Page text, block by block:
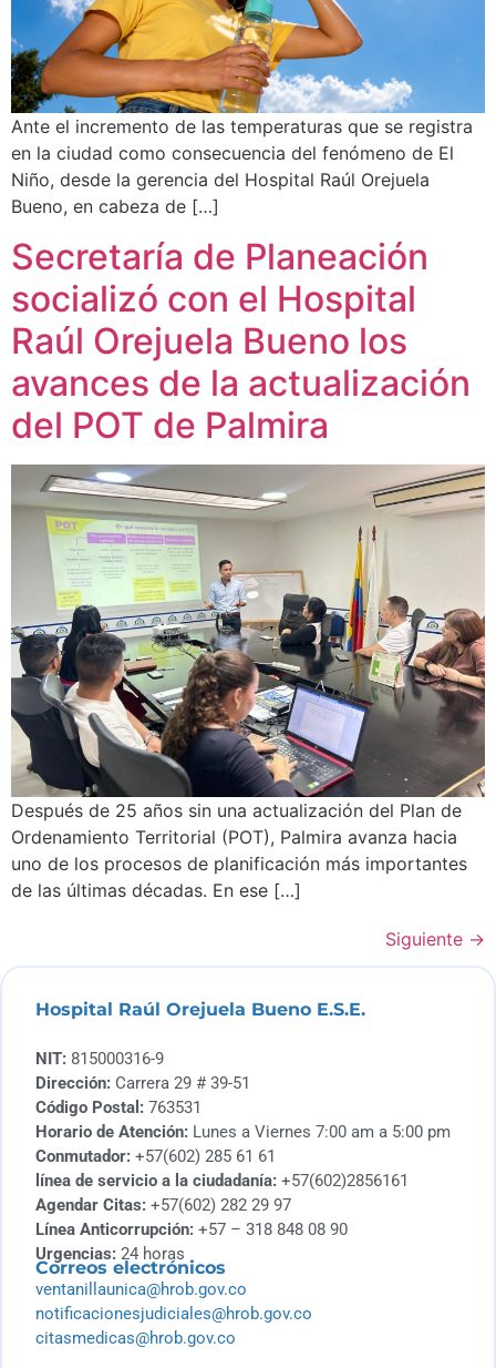
Ante el incremento de las temperaturas que se registra
en la ciudad como consecuencia del fenómeno de El
Niño, desde la gerencia del Hospital Raúl Orejuela
Bueno, en cabeza de […]
Secretaría de Planeación
socializó con el Hospital
Raúl Orejuela Bueno los
avances de la actualización
del POT de Palmira
Después de 25 años sin una actualización del Plan de
Ordenamiento Territorial (POT), Palmira avanza hacia
uno de los procesos de planificación más importantes
de las últimas décadas. En ese […]
Siguiente →
Hospital Raúl Orejuela Bueno E.S.E.
NIT: 815000316-9
Dirección: Carrera 29 # 39-51
Código Postal: 763531
Horario de Atención: Lunes a Viernes 7:00 am a 5:00 pm
Conmutador: +57(602) 285 61 61
línea de servicio a la ciudadanía: +57(602)2856161
Agendar Citas: +57(602) 282 29 97
Línea Anticorrupción: +57 – 318 848 08 90
Urgencias: 24 horas
Correos electrónicos
ventanillaunica@hrob.gov.co
notificacionesjudiciales@hrob.gov.co
citasmedicas@hrob.gov.co